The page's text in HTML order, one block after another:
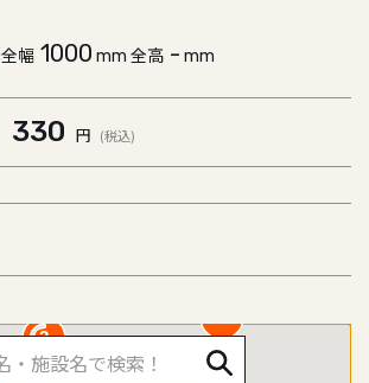
全幅 1000 mm 全高 - mm
330 円 (税込)
2